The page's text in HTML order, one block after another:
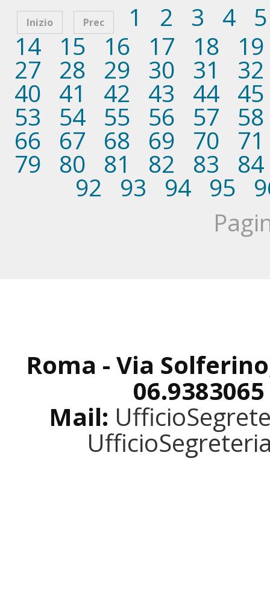
Inizio Prec 1 2 3 4
5
14
15 16 17 18 19
27 28 29 30 31 32
40 41 42 43 44 45
53 54 55 56 57 58
66 67 68 69 70 71
79 80 81 82 83 84
92 93 94 95
Roma - Via
Mail: